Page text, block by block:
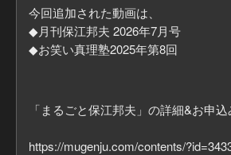
■まるごと保江邦夫メンバーはこちら
https://mugenju.com/contents/
■一般の方はこちらから
今回追加された動画は、
◆月刊保江邦夫 2026年7月号
◆お笑い真理塾2025年第8回
「まるごと保江邦夫」の詳細&お申
https://mugenju.com/contents/